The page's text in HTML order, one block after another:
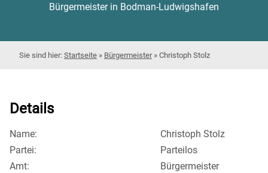
Bürgermeister in Bodman-Ludwigshafen
Startseite » Bürgermeister» Christoph Stolz
Details
Name:
Christoph Stolz
Partei:
Parteilos
Amt:
Bürgermeister